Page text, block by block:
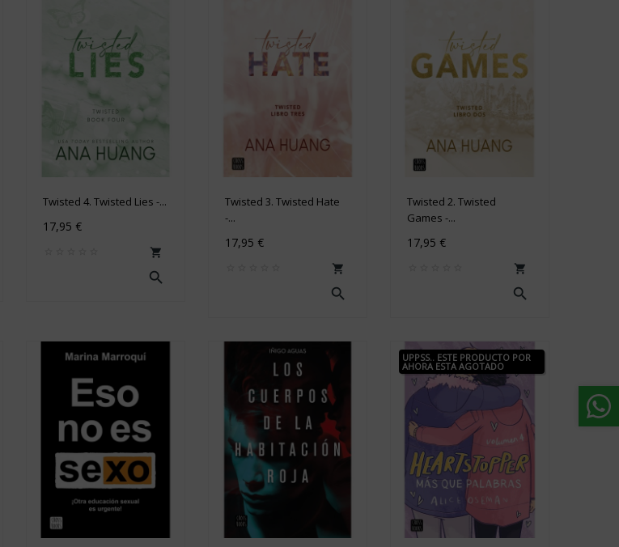
Twisted 4. Twisted Lies -...
17,95 €


Twisted 3. Twisted Hate
-...
17,95 €


Twisted 2. Twisted
Games -...
17,95 €


UPPSS.. ESTE PRODUCTO POR
AHORA ESTA AGOTADO